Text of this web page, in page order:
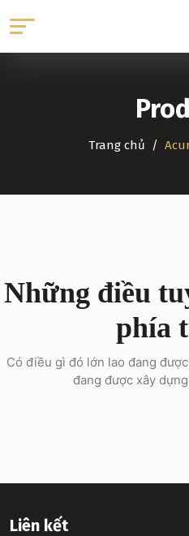
Trang chủ
Những điều
phía
Có điều gì đó lớn lao đang
đang được xây
Liên kết